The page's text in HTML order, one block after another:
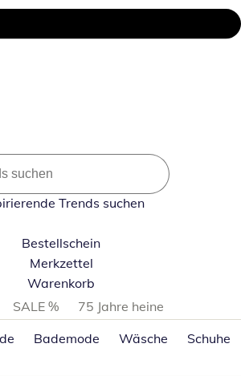
Trends suchen
Bestellschein
Merkzettel
Warenkorb
SALE %
75 Jahre heine
Bademode Wäsche Schuhe